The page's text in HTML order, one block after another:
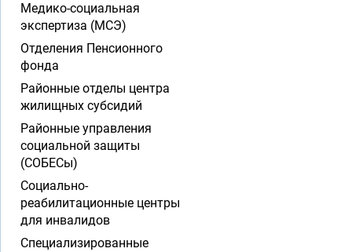
Медико-социальная
экспертиза (МСЭ)
Отделения Пенсионного
фонда
Районные отделы центра
жилищных субсидий
Районные управления
социальной защиты
(СОБЕСы)
Социально-
реабилитационные центры
для инвалидов
Специализированные